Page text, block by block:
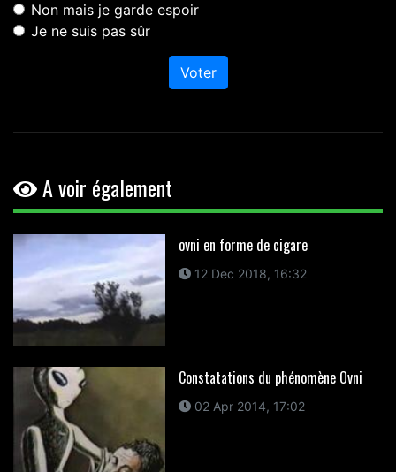
Non mais je garde espoir
Je ne suis pas sûr
Voter
A voir également
ovni en forme de cigare
12 Dec 2018, 16:32
Constatations du phénomène Ovni
02 Apr 2014, 17:02